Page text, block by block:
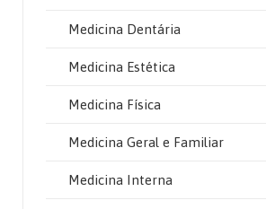
Medicina Dentária
Medicina Estética
Medicina Física
Medicina Geral e Familiar
Medicina Interna